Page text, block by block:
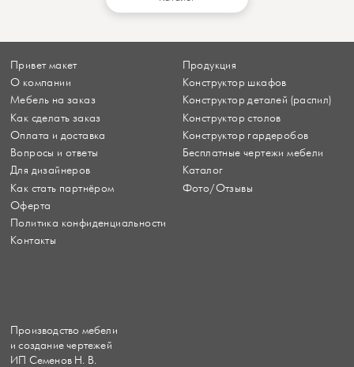
Привет макет
О компании
Мебель на заказ
Как сделать заказ
Оплата и доставка
Вопросы и ответы
Для дизайнеров
Как стать партнёром
Оферта
Политика конфиденциальности
Контакты
Продукция
Конструктор шкафов
Конструктор деталей (распил)
Конструктор столов
Конструктор гардеробов
Бесплатные чертежи мебели
Каталог
Фото/Отзывы
Производство мебели
и создание чертежей
ИП Семенов Н. В.